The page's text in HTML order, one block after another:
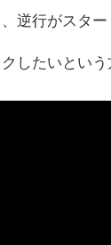
逆行がスタ
したいとい